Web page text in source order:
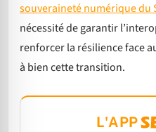
souveraineté numérique du
nécessité de garantir
renforcer la résilience face
à bien cette transition.
L'APP